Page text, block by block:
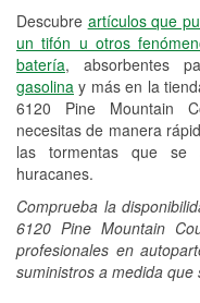
Descubre artículos que
un tifón u otros
batería, absorbentes
gasolina y más en la
6120 Pine Mountain
necesitas de manera
las tormentas que se
huracanes.
Comprueba la
6120 Pine Mountain
profesionales en
suministros a medida